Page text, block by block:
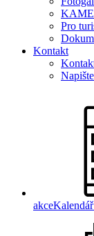
Pro
Kontakt
akce